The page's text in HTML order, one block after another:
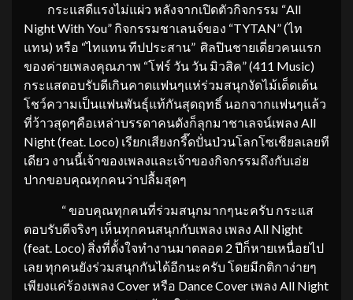
กระแสดีแรงไม่แผ่ว หลังจากเปิดตัวกิจกรรม “All
Night With You” กิจกรรมชาเลนจ์ของ “TYTAN” (ไท
แทน) หรือ “ไทแทน ทีปประสาน” ศิลปินชายเดี่ยวคนแรก
ของค่ายเพลงคุณภาพ “โฟร์ วัน วัน มิวสิค” (411 Music)
กระแสตอบรับดีเกินคาดแฟนๆแห่ร่วมสนุกงัดไม้เด็ดเต้น
โชว์ความเป็นแฟนพันธุ์แท้กันสุดฤทธิ์ นอกจากแฟนๆแล้ว
ที่ว้าวสุดๆคือเหล่าบรรดาคนดังก็ลุกมาชาเลจน์เพลง All
Night (feat. Loco) เรียกเสียงกรี๊ดปั่นป่วนโลกโซเชียลเลยที
เดียว งานนี้เจ้าของเพลงและเจ้าของกิจกรรมถึงกับเอ่ย
ปากขอบคุณทุกคนว่าปลื้มสุดๆ
“ ขอบคุณทุกคนที่ร่วมสนุกมากๆนะครับ กระแส
ตอบรับดีจริงๆ เห็นทุกคนสนุกกับเพลง เพลง All Night
(feat. Loco) สิ่งที่ตั้งใจทำงานมาตลอด 2 ปีก็หายเหนื่อยไป
เลย ทุกคนยังร่วมสนุกกันได้อีกนะครับ โดยมีกติกาง่ายๆ
เพียงแค่ร้องเพลง Cover หรือ Dance Cover เพลง All Night